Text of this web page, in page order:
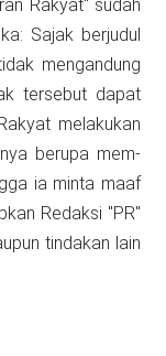
Rakyat" sudah
Sajak berjudul
mengandung
tersebut dapat
melakukan
berupa mem-
ia minta maaf
Redaksi "PR"
tindakan lain